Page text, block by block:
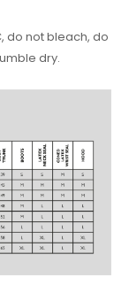
do not bleach, do
dry.